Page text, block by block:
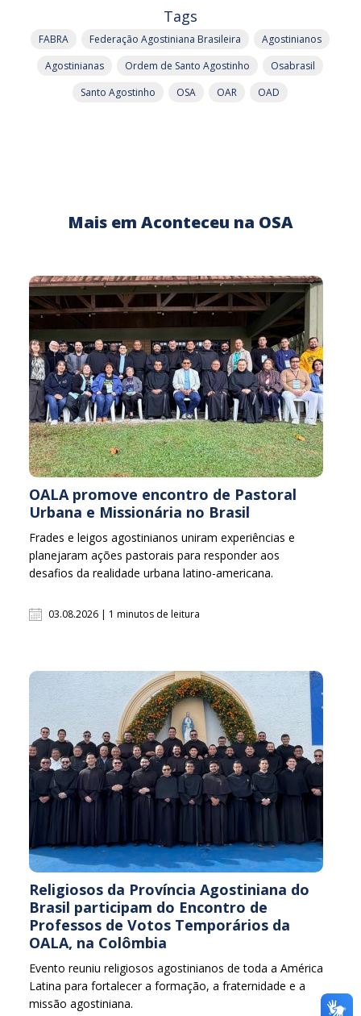
Tags
FABRA Federação Agostiniana Brasileira
Agostinianos
Agostinianas
Ordem de Santo Agostinho
Osabrasil
Santo Agostinho
OSA OAR OAD
Mais em Aconteceu na OSA
OALA promove encontro de Pastoral
Urbana e Missionária no Brasil
Frades e leigos agostinianos uniram experiências e
planejaram ações pastorais para responder aos
desafios da realidade urbana latino-americana.
03.08.2026 | 1 minutos de leitura
Religiosos da Província Agostiniana do
Brasil participam do Encontro de
Professos de Votos Temporários da
OALA, na Colômbia
Evento reuniu religiosos agostinianos de toda a América
Latina para fortalecer a formação, a fraternidade e a
missão agostiniana.